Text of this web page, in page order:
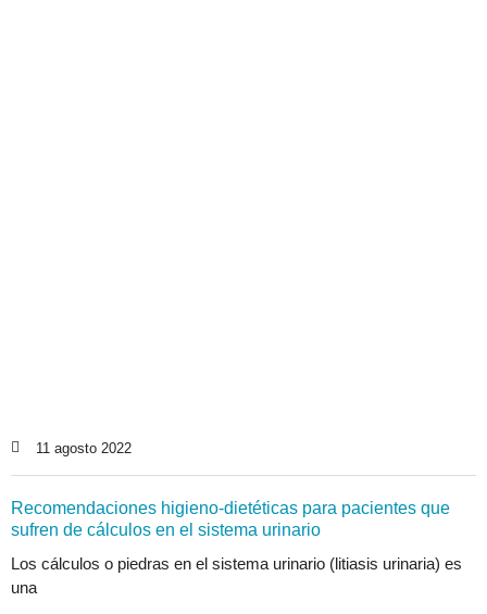
11 agosto 2022
Recomendaciones higieno-dietéticas para pacientes que
sufren de cálculos en el sistema urinario
Los cálculos o piedras en el sistema urinario (litiasis urinaria) es
una